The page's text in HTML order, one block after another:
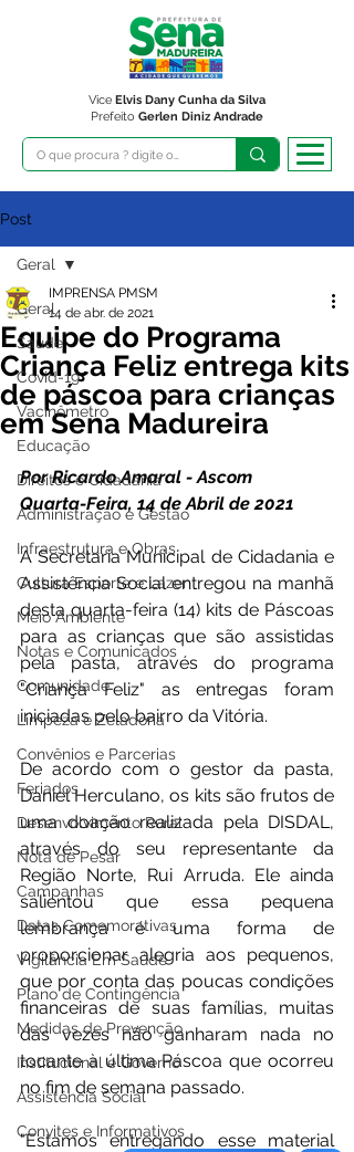
Prefeito Gerlen Diniz Andrade
Vice Elvis Dany Cunha da Silva
Post
Geral
Saúde
Covid-19
Vacinômetro
Educação
Direitos e Cidadania
Administração e Gestão
Infraestrutura e Obras
Cultura Esporte e Lazer
Meio Ambiente
Notas e Comunicados
Comunidade
Limpeza e Zeladoria
Convênios e Parcerias
Feriados
Desenvolvimento Rural
Nota de Pesar
Campanhas
Datas Comemorativas
Vigilância Em Saúde
Plano de Contingência
Medidas de Prevenção
Institucional e Governo
Assistência Social
Convites e Informativos
Geral
Equipe do Programa
Criança Feliz entrega kits
de páscoa para crianças
em Sena Madureira
IMPRENSA PMSM
14 de abr. de 2021
Por Ricardo Amaral - Ascom
Quarta-Feira, 14 de Abril de 2021
A Secretaria Municipal de Cidadania e
Assistência Social entregou na manhã
desta quarta-feira (14) kits de Páscoas
para as crianças que são assistidas
pela pasta, através do programa
"Criança Feliz" as entregas foram
iniciadas pelo bairro da Vitória.
De acordo com o gestor da pasta,
Daniel Herculano, os kits são frutos de
uma doação realizada pela DISDAL,
através do seu representante da
Região Norte, Rui Arruda. Ele ainda
salientou que essa pequena
lembrança é uma forma de
proporcionar alegria aos pequenos,
que por conta das poucas condições
financeiras de suas famílias, muitas
das vezes não ganharam nada no
tocante à última Páscoa que ocorreu
no fim de semana passado.
"Estamos entregando esse material